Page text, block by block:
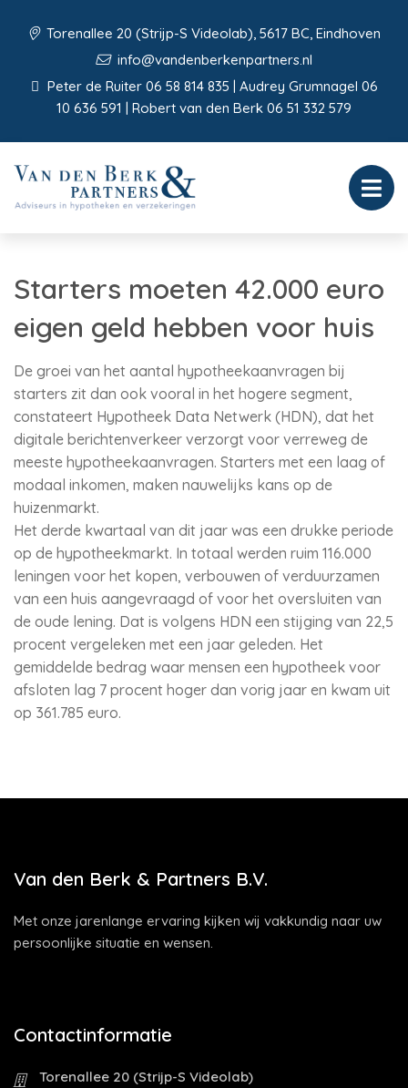
Torenallee 20 (Strijp-S Videolab), 5617 BC, Eindhoven
info@vandenberkenpartners.nl
Peter de Ruiter 06 58 814 835 | Audrey Grumnagel 06
10 636 591 | Robert van den Berk 06 51 332 579
Starters moeten 42.000 euro
eigen geld hebben voor huis
De groei van het aantal hypotheekaanvragen bij
starters zit dan ook vooral in het hogere segment,
constateert Hypotheek Data Netwerk (HDN), dat het
digitale berichtenverkeer verzorgt voor verreweg de
meeste hypotheekaanvragen. Starters met een laag of
modaal inkomen, maken nauwelijks kans op de
huizenmarkt.
Het derde kwartaal van dit jaar was een drukke periode
op de hypotheekmarkt. In totaal werden ruim 116.000
leningen voor het kopen, verbouwen of verduurzamen
van een huis aangevraagd of voor het oversluiten van
de oude lening. Dat is volgens HDN een stijging van 22,5
procent vergeleken met een jaar geleden. Het
gemiddelde bedrag waar mensen een hypotheek voor
afsloten lag 7 procent hoger dan vorig jaar en kwam uit
op 361.785 euro.
Van den Berk & Partners B.V.
Met onze jarenlange ervaring kijken wij vakkundig naar uw
persoonlijke situatie en wensen.
Contactinformatie
Torenallee 20 (Strijp-S Videolab)